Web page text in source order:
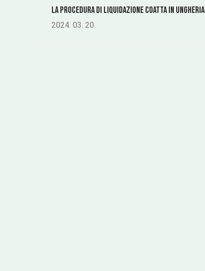
La procedura di liquidazione coatta in Ungheria
2024. 03. 20.